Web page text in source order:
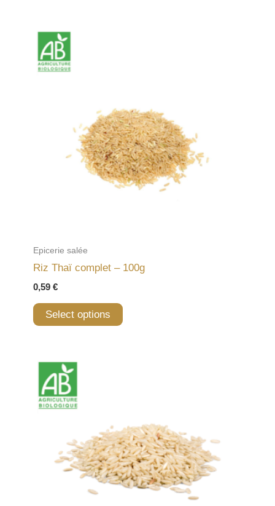
Epicerie salée
Riz Thaï complet – 100g
0,59 €
Select options